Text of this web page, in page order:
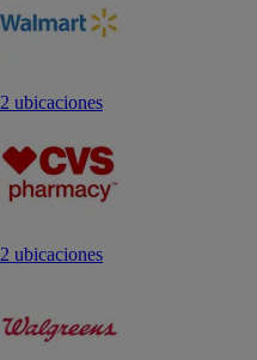
2 ubicaciones
2 ubicaciones